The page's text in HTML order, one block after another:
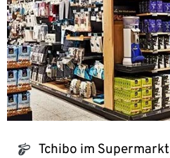
tchibo_logo Tchibo im Supermarkt